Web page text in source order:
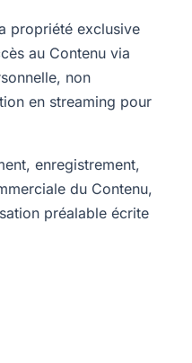
propriété exclusive
au Contenu via
non
en streaming pour
enregistrement,
du Contenu,
préalable écrite